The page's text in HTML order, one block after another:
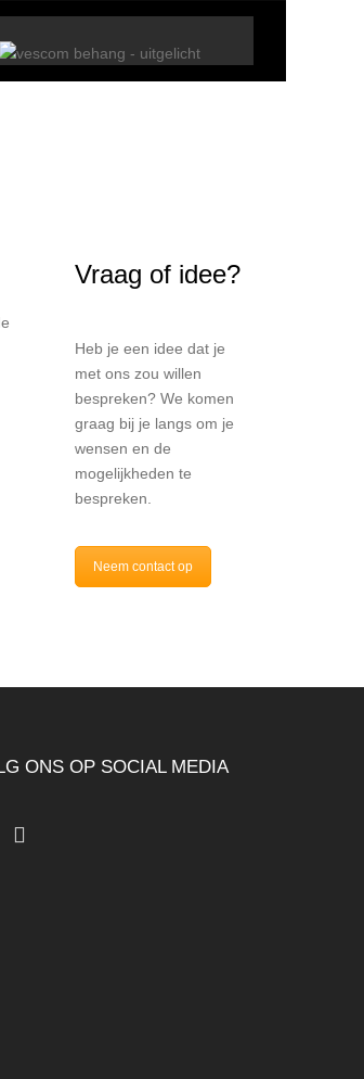
Vraag of idee?
Heb je een idee dat je
met ons zou willen
bespreken? We komen
graag bij je langs om je
wensen en de
mogelijkheden te
bespreken.
Neem contact op
ONS OP SOCIAL MEDIA